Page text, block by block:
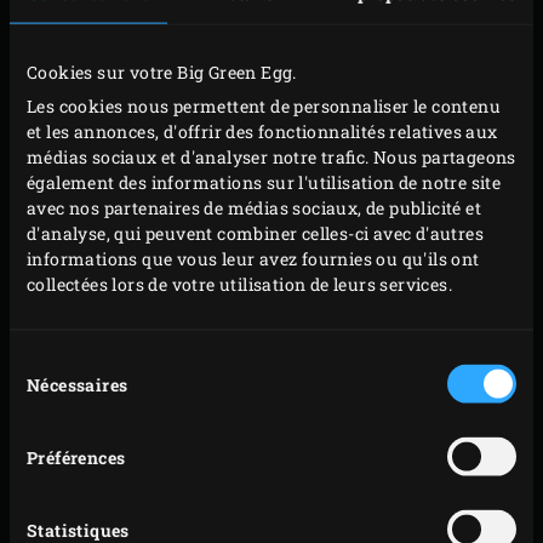
Cookies sur votre Big Green Egg.
Les cookies nous permettent de personnaliser le contenu
et les annonces, d'offrir des fonctionnalités relatives aux
médias sociaux et d'analyser notre trafic. Nous partageons
également des informations sur l'utilisation de notre site
avec nos partenaires de médias sociaux, de publicité et
d'analyse, qui peuvent combiner celles-ci avec d'autres
informations que vous leur avez fournies ou qu'ils ont
collectées lors de votre utilisation de leurs services.
duNécessaires
Préférences
Statistiques
grille. Versez le lait et l’eau dans le poêlon, ajoutez le
beurre et fermez le couvercle de l’EGG. Portez à
ébullition.
Pendant ce temps, tamisez la farine et le sel.
Incorporez la farine au mélange de lait. Continuez à
remuer jusqu’à ce que la farine soit prête et que le
mélange forme une boule et se détache du fond du
ouvert.
Retirez le poêlon de l’EGG et placez le mélange dans
légèrement refroidi, incorporez les œufs un par un ;
attendez toujours pour ajouter l’œuf suivant que le